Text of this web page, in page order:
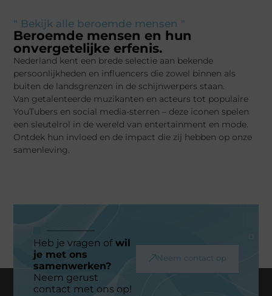
" Bekijk alle beroemde mensen "
Beroemde mensen en hun
onvergetelijke erfenis.
Nederland kent een brede selectie aan bekende
persoonlijkheden en influencers die zowel binnen als
buiten de landsgrenzen in de schijnwerpers staan.
Van getalenteerde muzikanten en acteurs tot populaire
YouTubers en social media-sterren – deze iconen spelen
een sleutelrol in de wereld van entertainment en mode.
Ontdek hun invloed en de impact die zij hebben op onze
samenleving.
Heb je vragen ofwil
je met ons
samenwerken?
Neem gerust
contact met ons op!
Neem contact op